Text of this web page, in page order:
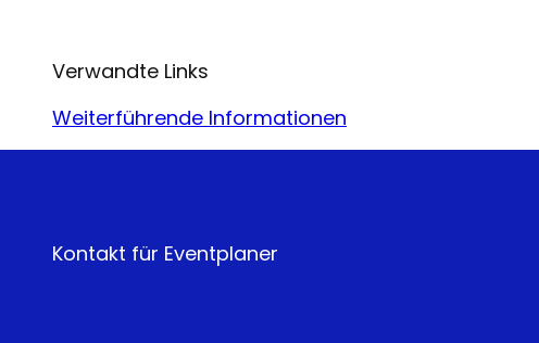
Verwandte Links
Weiterführende Informationen
Kontakt für Eventplaner